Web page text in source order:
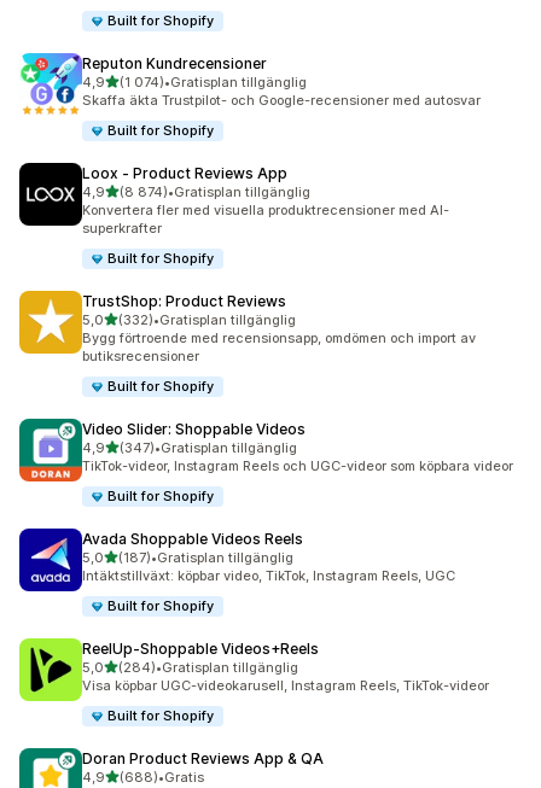
Built for Shopify
Reputon Kundrecensioner
4,9av 5 stjärnor
(1 074)
1074 recensioner totalt
•Gratisplan tillgänglig
Skaffa äkta Trustpilot- och Google-recensioner med autosvar
Built for Shopify
Loox ‑ Product Reviews App
4,9av 5 stjärnor
(8 874)
8874 recensioner totalt
•Gratisplan tillgänglig
Konvertera fler med visuella produktrecensioner med AI-
superkrafter
Built for Shopify
TrustShop: Product Reviews
5,0av 5 stjärnor
(332)
332 recensioner totalt
•Gratisplan tillgänglig
Bygg förtroende med recensionsapp, omdömen och import av
butiksrecensioner
Built for Shopify
Video Slider: Shoppable Videos
4,9av 5 stjärnor
(347)
347 recensioner totalt
•Gratisplan tillgänglig
TikTok-videor, Instagram Reels och UGC-videor som köpbara videor
Built for Shopify
Avada Shoppable Videos Reels
5,0av 5 stjärnor
(187)
187 recensioner totalt
•Gratisplan tillgänglig
Intäktstillväxt: köpbar video, TikTok, Instagram Reels, UGC
Built for Shopify
ReelUp‑Shoppable Videos+Reels
5,0av 5 stjärnor
(284)
284 recensioner totalt
•Gratisplan tillgänglig
Visa köpbar UGC-videokarusell, Instagram Reels, TikTok-videor
Built for Shopify
Doran Product Reviews App & QA
4,9av 5 stjärnor
(688)
688 recensioner totalt
•Gratis